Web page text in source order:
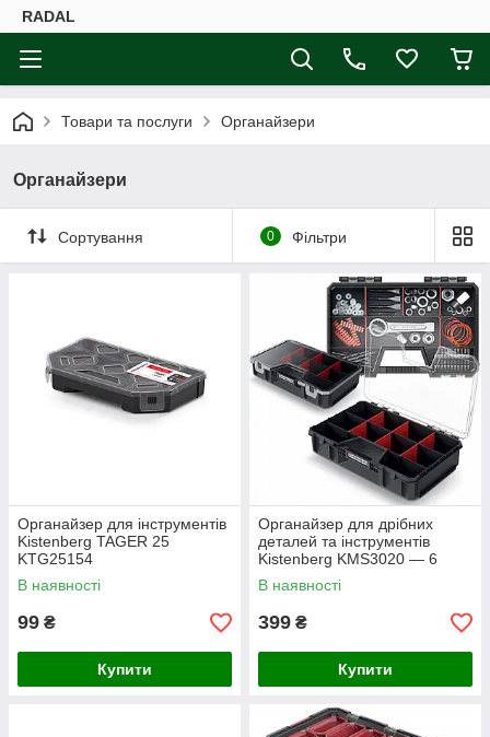
RADAL
Товари та послуги Органайзери
Органайзери
Сортування 0 Фільтри
Органайзер для інструментів
Kistenberg TAGER 25
KTG25154
В наявності
99 ₴
Купити
Органайзер для дрібних
деталей та інструментів
Kistenberg KMS3020 — 6
комірок, прозора кришка,
294×194×60 мм
В наявності
399 ₴
Купити